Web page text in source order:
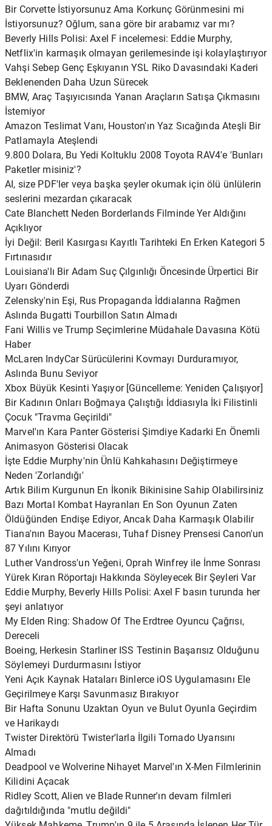
Bir Corvette İstiyorsunuz Ama Korkunç Görünmesini mi
İstiyorsunuz? Oğlum, sana göre bir arabamız var mı?
Beverly Hills Polisi: Axel F incelemesi: Eddie Murphy,
Netflix'in karmaşık olmayan gerilemesinde işi kolaylaştırıyor
Vahşi Sebep Genç Eşkıyanın YSL Riko Davasındaki Kaderi
Beklenenden Daha Uzun Sürecek
BMW, Araç Taşıyıcısında Yanan Araçların Satışa Çıkmasını
İstemiyor
Amazon Teslimat Vanı, Houston'ın Yaz Sıcağında Ateşli Bir
Patlamayla Ateşlendi
9.800 Dolara, Bu Yedi Koltuklu 2008 Toyota RAV4'e 'Bunları
Paketler misiniz'?
AI, size PDF'ler veya başka şeyler okumak için ölü ünlülerin
seslerini mezardan çıkaracak
Cate Blanchett Neden Borderlands Filminde Yer Aldığını
Açıklıyor
İyi Değil: Beril Kasırgası Kayıtlı Tarihteki En Erken Kategori 5
Fırtınasıdır
Louisiana'lı Bir Adam Suç Çılgınlığı Öncesinde Ürpertici Bir
Uyarı Gönderdi
Zelensky'nin Eşi, Rus Propaganda İddialarına Rağmen
Aslında Bugatti Tourbillon Satın Almadı
Fani Willis ve Trump Seçimlerine Müdahale Davasına Kötü
Haber
McLaren IndyCar Sürücülerini Kovmayı Durduramıyor,
Aslında Bunu Seviyor
Xbox Büyük Kesinti Yaşıyor [Güncelleme: Yeniden Çalışıyor]
Bir Kadının Onları Boğmaya Çalıştığı İddiasıyla İki Filistinli
Çocuk "Travma Geçirildi"
Marvel'ın Kara Panter Gösterisi Şimdiye Kadarki En Önemli
Animasyon Gösterisi Olacak
İşte Eddie Murphy'nin Ünlü Kahkahasını Değiştirmeye
Neden 'Zorlandığı'
Artık Bilim Kurgunun En İkonik Bikinisine Sahip Olabilirsiniz
Bazı Mortal Kombat Hayranları En Son Oyunun Zaten
Öldüğünden Endişe Ediyor, Ancak Daha Karmaşık Olabilir
Tiana'nın Bayou Macerası, Tuhaf Disney Prensesi Canon'un
87 Yılını Kırıyor
Luther Vandross'un Yeğeni, Oprah Winfrey ile İnme Sonrası
Yürek Kıran Röportajı Hakkında Söyleyecek Bir Şeyleri Var
Eddie Murphy, Beverly Hills Polisi: Axel F basın turunda her
şeyi anlatıyor
My Elden Ring: Shadow Of The Erdtree Oyuncu Çağrısı,
Dereceli
Boeing, Herkesin Starliner ISS Testinin Başarısız Olduğunu
Söylemeyi Durdurmasını İstiyor
Yeni Açık Kaynak Hataları Binlerce iOS Uygulamasını Ele
Geçirilmeye Karşı Savunmasız Bırakıyor
Bir Hafta Sonunu Uzaktan Oyun ve Bulut Oyunla Geçirdim
ve Harikaydı
Twister Direktörü Twister'larla İlgili Tornado Uyarısını
Almadı
Deadpool ve Wolverine Nihayet Marvel'ın X-Men Filmlerinin
Kilidini Açacak
Ridley Scott, Alien ve Blade Runner'ın devam filmleri
dağıtıldığında "mutlu değildi"